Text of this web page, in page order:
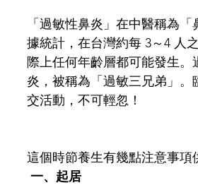
「過敏性鼻炎」在中醫稱為
據統計，在台灣約每 3～4 人
際上任何年齡層都可能發生
炎，被稱為「過敏三兄弟」
交活動，不可輕忽！
這個時節養生有幾點注意事項
一、起居